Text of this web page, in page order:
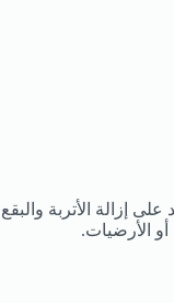
إزالة الأتربة والبقع
أو الأرضيات.